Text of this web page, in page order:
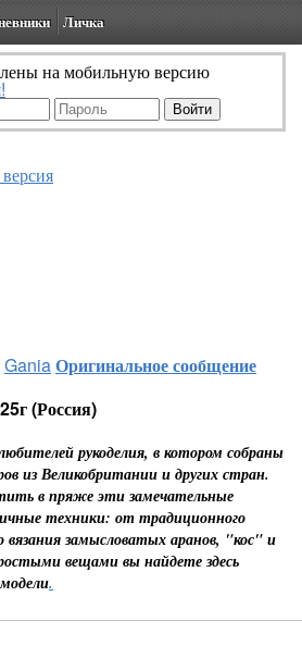
Личка
на мобильную версию
GaniaОригинальное сообщение
(Россия)
рукоделия, в котором собраны
из Великобритании и других стран.
в пряже эти замечательные
техники: от традиционного
замысловатых аранов, "кос" и
вещами вы найдете здесь
.